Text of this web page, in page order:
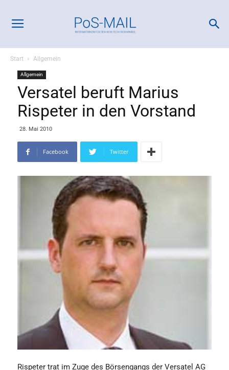
Start Allgemein
Allgemein
Versatel beruft Marius
Rispeter in den Vorstand
28. Mai 2010
Facebook Twitter
Rispeter trat im Zuge des Börsengangs der Versatel AG